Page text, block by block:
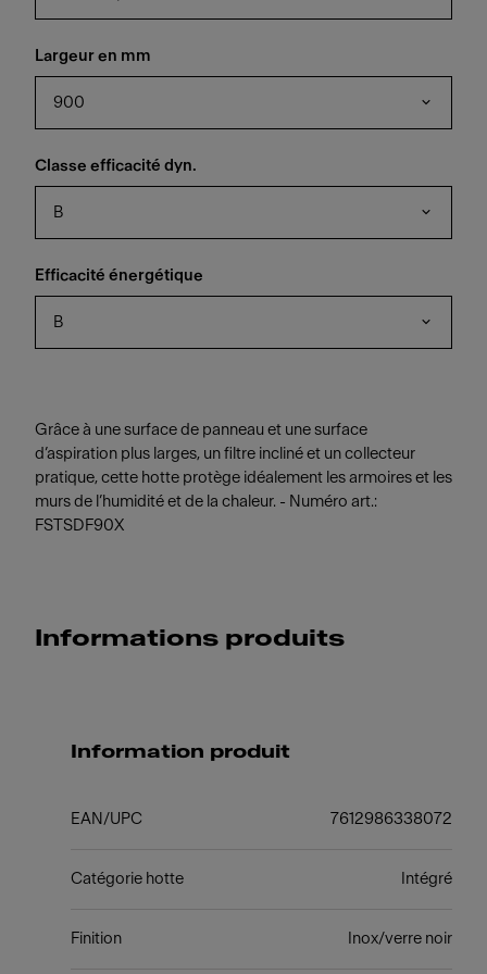
Largeur en mm
900
Classe efficacité dyn.
B
Efficacité énergétique
B
Grâce à une surface de panneau et une surface
d’aspiration plus larges, un filtre incliné et un collecteur
pratique, cette hotte protège idéalement les armoires et les
murs de l’humidité et de la chaleur. - Numéro art.:
FSTSDF90X
Informations produits
Information produit
EAN/UPC 7612986338072
Catégorie hotte Intégré
Finition Inox/verre noir